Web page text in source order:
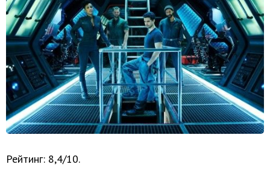
Рейтинг: 8,4/10.